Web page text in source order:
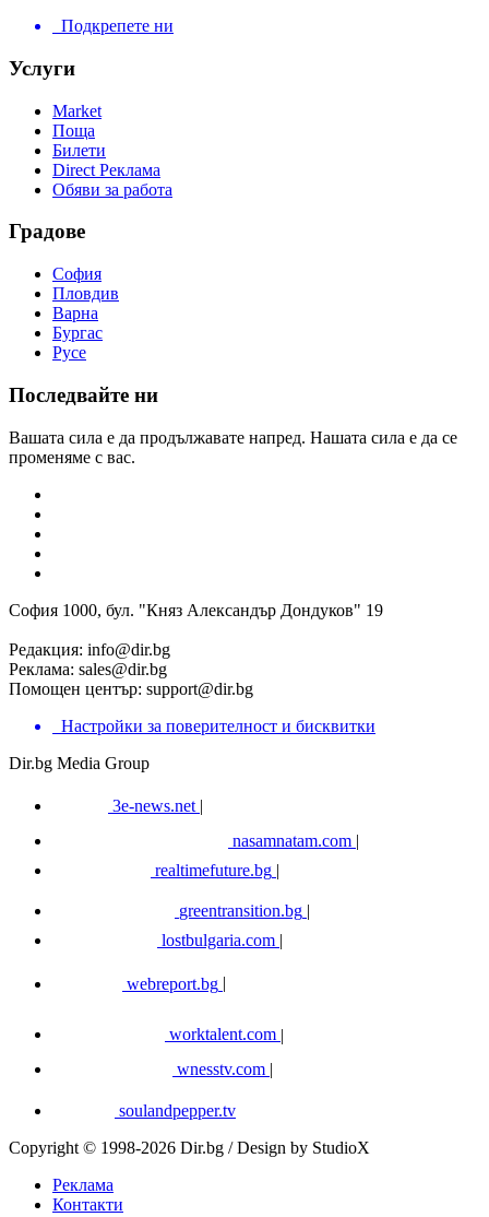
Подкрепете ни
Услуги
Market
Поща
Билети
Direct Реклама
Обяви за работа
Градове
София
Пловдив
Варна
Бургас
Русе
Последвайте ни
Вашата сила е да продължавате напред. Нашата сила е да се
променяме с вас.
София 1000, бул. "Княз Александър Дондуков" 19
Редакция: info@dir.bg
Реклама: sales@dir.bg
Помощен център: support@dir.bg
Настройки за поверителност и бисквитки
Dir.bg Media Group
3e-news.net |
nasamnatam.com |
realtimefuture.bg |
greentransition.bg |
lostbulgaria.com |
webreport.bg
worktalent.com |
wnesstv.com |
soulandpepper.tv
Copyright © 1998-2026 Dir.bg / Design by StudioX
Реклама
Контакти